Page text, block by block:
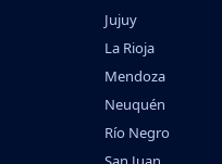
Jujuy
La Rioja
Mendoza
Neuquén
Río Negro